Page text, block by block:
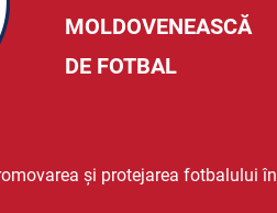
MOLDOVENEASCĂ
DE FOTBAL
și protejarea fotbalului în